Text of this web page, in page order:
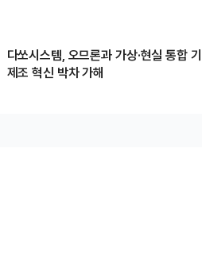
다쏘시스템, 오므론과 가상·현실 통합
제조 혁신 박차 가해